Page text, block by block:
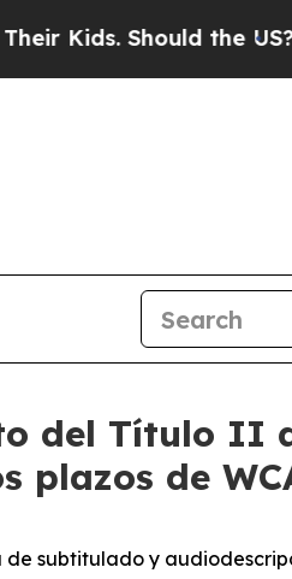
Should the US? The
del Título II
de
de subtitulado y